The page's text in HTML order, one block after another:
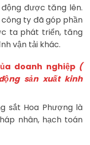
được tăng lên.
ty đã góp phần
ta phát triển, tăng
vận tải khác.
doanh nghiệp(
sản xuất kinh
sắt Hoa Phượng là
nhân, hạch toán